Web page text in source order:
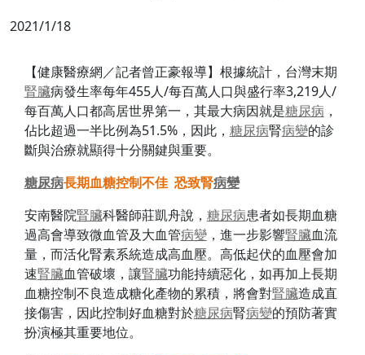
2021/1/18
【健康醫療網／記者曾正豪報導】根據統計，台灣末期
腎臟病發生率每年455人/每百萬人口與盛行率3,219人/
每百萬人口都高居世界第一，其最大病因就是糖尿病 ，
佔比超過一半比例為51.5%，因此， 糖尿病腎病變的診
斷與治療就顯得十分關鍵與重要。
糖尿病長期血糖控制不佳 恐致腎病變
安南醫院腎臟科醫師莊凱舟說， 糖尿病患者如長期血糖
過高會導致微血管及大血管病變，進一步影響腎臟血流
量，而活化腎素系統造成高血壓。高低起伏的血壓會加
速腎臟血管破壞，讓腎臟功能持續惡化，如再加上長期
血糖控制不良造成糖化產物的累積，將會對腎臟造成直
接傷害，因此控制好血糖對於糖尿病腎病變的預防著實
扮演極其重要地位。